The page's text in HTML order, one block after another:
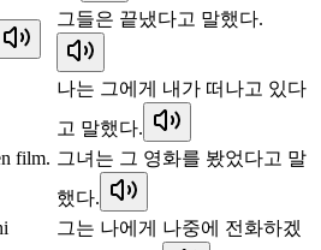
그들은 끝냈다고 말했다.
나는 그에게 내가 떠나고 있다
고 말했다.
film. 그녀는 그 영화를 봤었다고 말
했다.
그는 나에게 나중에 전화하겠